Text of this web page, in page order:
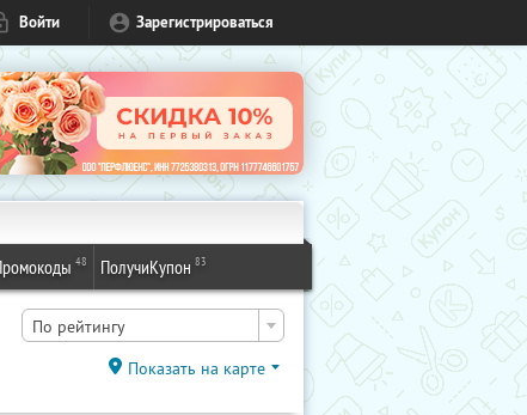
Войти Зарегистрироваться
48 ПолучиКупон 83
По рейтингу
Показать на карте